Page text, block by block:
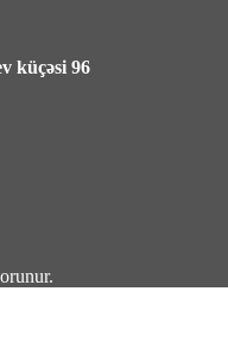
küçəsi 96